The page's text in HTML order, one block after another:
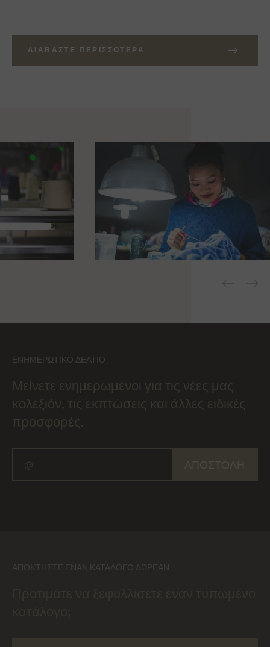
ΔΙΑΒΆΣΤΕ ΠΕΡΙΣΣΌΤΕΡΑ
ΕΝΗΜΕΡΩΤΙΚΌ ΔΕΛΤΊΟ
Μείνετε ενημερωμένοι για τις νέες μας
κολεξιόν, τις εκπτώσεις και άλλες ειδικές
προσφορές.
ΑΠΟΚΤΉΣΤΕ ΈΝΑΝ ΚΑΤΆΛΟΓΟ ΔΩΡΕΆΝ